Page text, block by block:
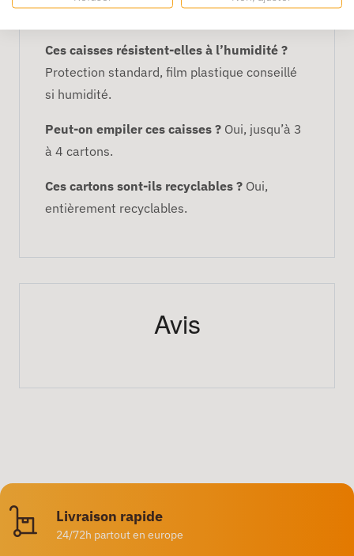
Ces caisses résistent-elles à l’humidité ?
Protection standard, film plastique conseillé
si humidité.
Peut-on empiler ces caisses ? Oui, jusqu’à 3
à 4 cartons.
Ces cartons sont-ils recyclables ? Oui,
entièrement recyclables.
Avis
Livraison rapide
24/72h partout en europe